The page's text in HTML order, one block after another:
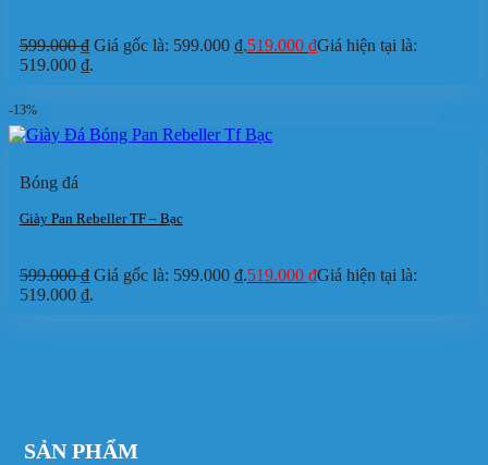
599.000₫ Giá gốc là: 599.000 ₫.519.000 ₫Giá hiện tại là:
519.000 ₫.
-13%
Bóng đá
Giày Pan Rebeller TF – Bạc
599.000₫ Giá gốc là: 599.000 ₫.519.000 ₫Giá hiện tại là:
519.000 ₫.
SẢN PHẨM